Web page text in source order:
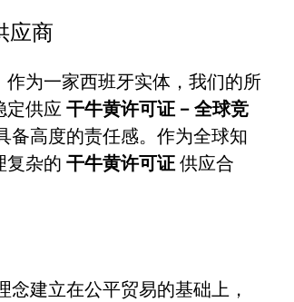
应商
为一家西班牙实体，我们的所
定供应 干牛黄许可证 – 全球竞
高度的责任感。作为全球知
复杂的 干牛黄许可证 供应合
建立在公平贸易的基础上，